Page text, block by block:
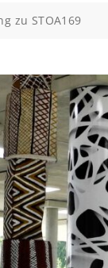
zu STOA169